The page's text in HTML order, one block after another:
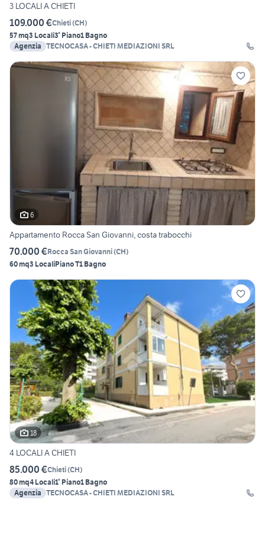
3 LOCALI A CHIETI
109.000 €Chieti(CH)
57 mq3 Locali3° Piano1 Bagno
Agenzia TECNOCASA - CHIETI MEDIAZIONI SRL
6
Appartamento Rocca San Giovanni, costa trabocchi
70.000 €Rocca San Giovanni(CH)
60 mq3 LocaliPiano T1 Bagno
18
4 LOCALI A CHIETI
85.000 €Chieti(CH)
80 mq4 Locali1° Piano1 Bagno
Agenzia TECNOCASA - CHIETI MEDIAZIONI SRL